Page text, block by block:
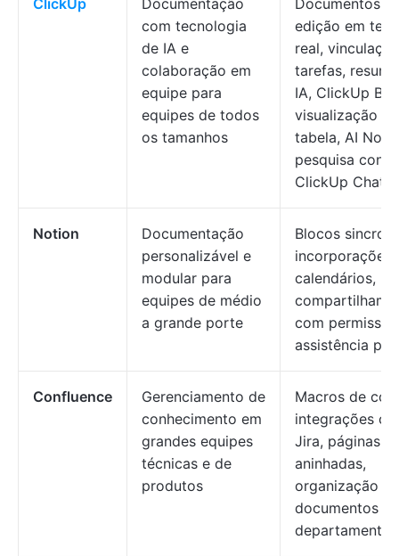
ClickUp
Documentação
com tecnologia
de IA e
colaboração em
equipe para
equipes de todos
os tamanhos
Documentos
edição em
real,
tarefas,
IA, ClickUp
visualização
tabela, AI
pesquisa
ClickUp Chat
Notion
Documentação
personalizável e
modular para
equipes de médio
a grande porte
Blocos
incorporações,
calendários,
com
assistência por
Confluence
Gerenciamento de
conhecimento em
grandes equipes
técnicas e de
produtos
Macros de
integrações
Jira, páginas
aninhadas,
organização de
documentos
departamento